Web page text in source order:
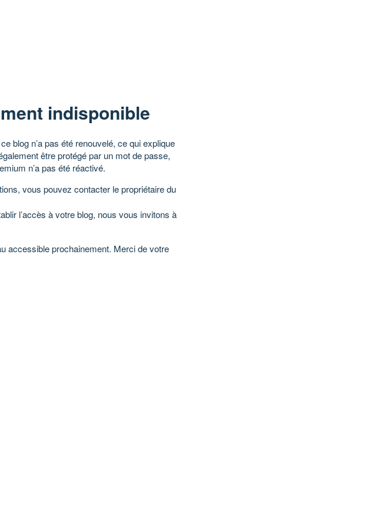
indisponible
blog n’a pas été renouvelé, ce qui explique
être protégé par un mot de passe,
n’a pas été réactivé.
vous pouvez contacter le propriétaire du
l’accès à votre blog, nous vous invitons à
accessible prochainement. Merci de votre